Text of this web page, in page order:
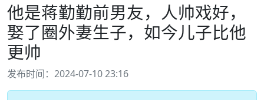
他是蒋勤勤前男友，人帅戏好，
娶了圈外妻生子，如今儿子比他
更帅
发布时间：2024-07-10 23:16